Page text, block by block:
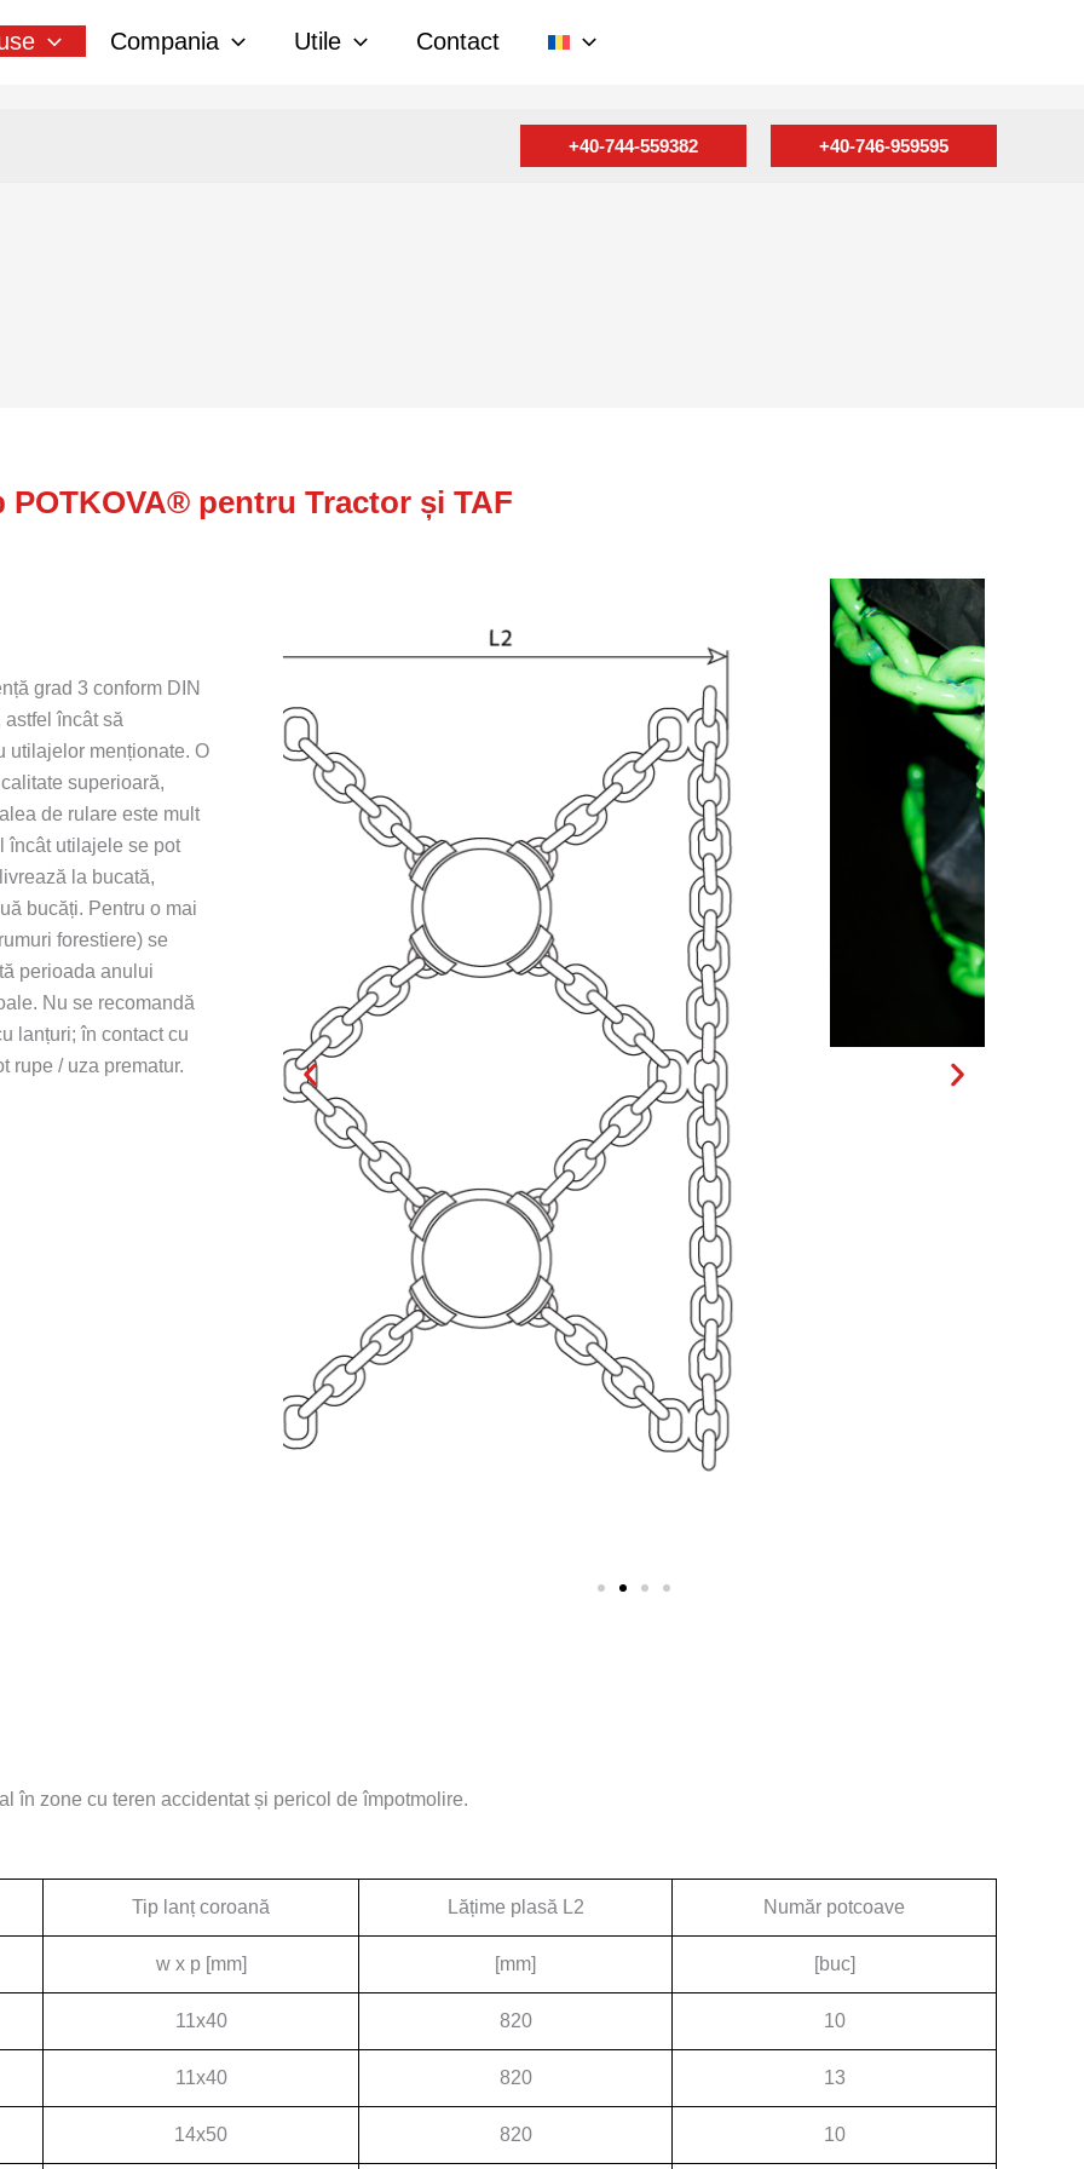
Compania Utile Contact
+40-744-559382 +40-746-959595
pentru Tractor și TAF
grad 3 conform DIN
încât să
utilajelor menționate. O
superioară,
de rulare este mult
încât utilajele se pot
la bucată,
bucăți. Pentru o mai
forestiere) se
perioada anului
Nu se recomandă
lanțuri; în contact cu
rupe / uza prematur.
în zone cu teren accidentat și pericol de împotmolire.
Tip lanț coroană Lățime plasă L2 Număr potcoave
w x p [mm] [mm] [buc]
11x40 820 10
11x40 820 13
14x50 820 10